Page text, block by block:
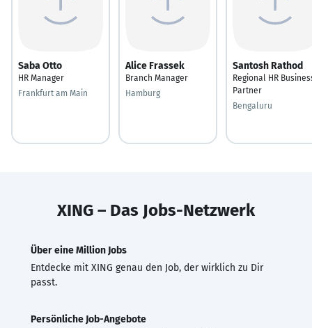
Saba Otto
HR Manager
Frankfurt am Main
Alice Frassek
Branch Manager
Hamburg
Santosh Rathod
Regional HR
Partner
Bengaluru
XING – Das Jobs-Netzwerk
Über eine Million Jobs
Entdecke mit XING genau den Job, der wirklich zu Dir
passt.
Persönliche Job-Angebote